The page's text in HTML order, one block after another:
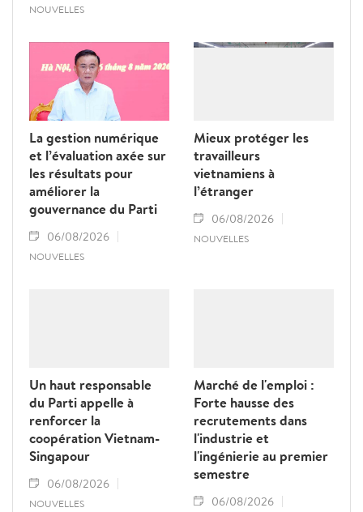
NOUVELLES
La gestion numérique
et l’évaluation axée sur
les résultats pour
améliorer la
gouvernance du Parti
06/08/2026
NOUVELLES
Mieux protéger les
travailleurs
vietnamiens à
l’étranger
06/08/2026
NOUVELLES
Un haut responsable
du Parti appelle à
renforcer la
coopération Vietnam-
Singapour
06/08/2026
NOUVELLES
Marché de l'emploi :
Forte hausse des
recrutements dans
l'industrie et
l'ingénierie au premier
semestre
06/08/2026